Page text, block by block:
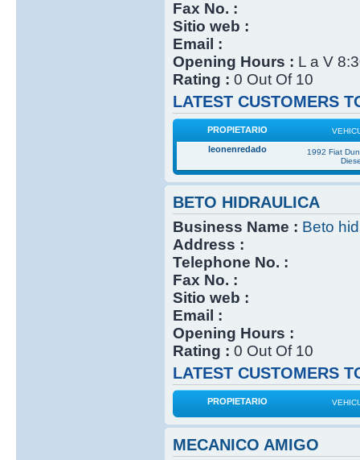
Fax No. :
Sitio web :
Email :
Opening Hours : L a V
Rating : 0 Out Of 10
LATEST CUSTOMERS
PROPIETARIO
leonenredado
1992 Fiat
BETO HIDRAULICA
Business Name : Beto
Address :
Telephone No. :
Fax No. :
Sitio web :
Email :
Opening Hours :
Rating : 0 Out Of 10
LATEST CUSTOMERS
PROPIETARIO
MECANICO AMIGO